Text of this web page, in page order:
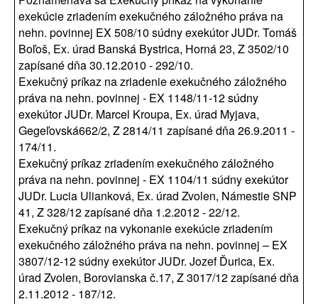
exekúcie zriadením exekučného záložného práva na
nehn. povinnej EX 508/10 súdny exekútor JUDr. Tomáš
Boľoš, Ex. úrad Banská Bystrica, Horná 23, Z 3502/10
zapísané dňa 30.12.2010 - 292/10.
Exekučný príkaz na zriadenie exekučného záložného
práva na nehn. povinnej - EX 1148/11-12 súdny
exekútor JUDr. Marcel Kroupa, Ex. úrad Myjava,
Gegeľovská662/2, Z 2814/11 zapísané dňa 26.9.2011 -
174/11.
Exekučný príkaz zriadením exekučného záložného
práva na nehn. povinnej - EX 1104/11 súdny exekútor
JUDr. Lucia Ulianková, Ex. úrad Zvolen, Námestie SNP
41, Z 328/12 zapísané dňa 1.2.2012 - 22/12.
Exekučný príkaz na vykonanie exekúcie zriadením
exekučného záložného práva na nehn. povinnej – EX
3807/12-12 súdny exekútor JUDr. Jozef Ďurica, Ex.
úrad Zvolen, Borovianska č.17, Z 3017/12 zapísané dňa
2.11.2012 - 187/12.